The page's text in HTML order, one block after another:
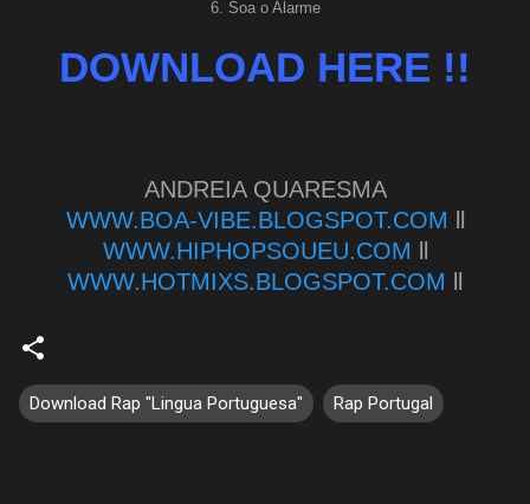
6. Soa o Alarme
DOWNLOAD HERE !!
ANDREIA QUARESMA
WWW.BOA-VIBE.BLOGSPOT.COM ll
WWW.HIPHOPSOUEU.COM ll
WWW.HOTMIXS.BLOGSPOT.COM ll
Download Rap "Lingua Portuguesa" Rap Portugal